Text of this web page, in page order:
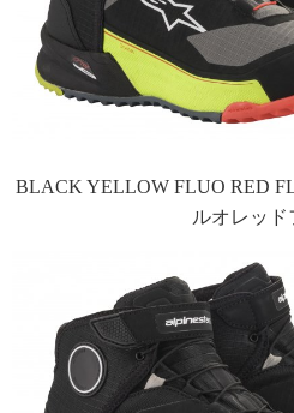
BLACK YELLOW FLUO RED
ルオレッド